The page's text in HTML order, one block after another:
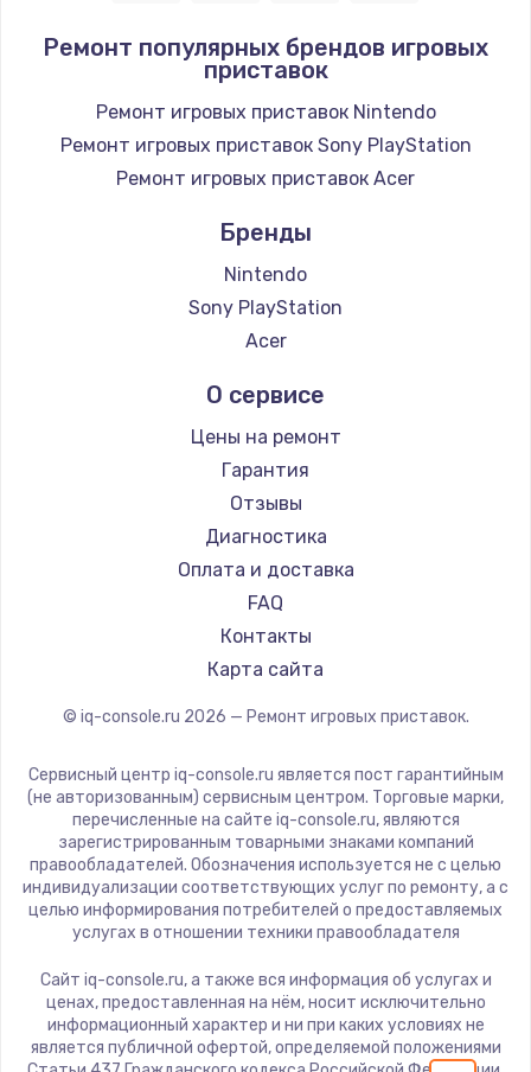
Замена / ремонт электронного модуля
Заказать
Замена конфорки
1100 руб.
Заказать
900 руб.
Заказать
Замена регулятора режимов конфорки
Заказать
Замена сенсорного датчика
1300 руб.
1200 руб.
Заказать
Замена системной платы
1500 руб.
Замена температурного датчика
2500 руб.
Ремонт популярных брендов игровых
приставок
Ремонт игровых приставок Nintendo
Ремонт игровых приставок Sony PlayStation
Ремонт игровых приставок Acer
Бренды
Nintendo
Sony PlayStation
Acer
О сервисе
Цены на ремонт
Гарантия
Отзывы
Диагностика
Оплата и доставка
FAQ
Контакты
Карта сайта
© iq-console.ru 2026 — Ремонт игровых приставок.
Сервисный центр iq-console.ru является пост гарантийным
(не авторизованным) сервисным центром. Торговые марки,
перечисленные на сайте iq-console.ru, являются
зарегистрированным товарными знаками компаний
правообладателей. Обозначения используется не с целью
индивидуализации соответствующих услуг по ремонту, а с
целью информирования потребителей о предоставляемых
услугах в отношении техники правообладателя
Сайт iq-console.ru, а также вся информация об услугах и
ценах, предоставленная на нём, носит исключительно
информационный характер и ни при каких условиях не
является публичной офертой, определяемой положениями